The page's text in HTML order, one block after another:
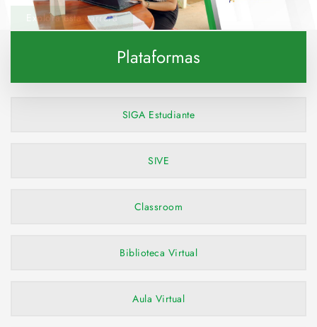
Explora esta carrera
Plataformas
SIGA Estudiante
SIVE
Classroom
Biblioteca Virtual
Aula Virtual